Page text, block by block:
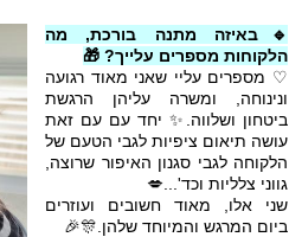
🔹באיזה מתנה בורכת, מה
הלקוחות מספרים עלייך? 🎁
♡ מספרים עליי שאני מאוד רגועה
ונינוחה, ומשרה עליהן הרגשת
ביטחון ושלווה.✨ יחד עם עם זאת
עושה תיאום ציפיות לגבי הטעם של
הלקוחה לגבי סגנון האיפור שרוצה,
גווני צלליות וכד'...💋
שני אלו, מאוד חשובים ועוזרים
ביום המרגש והמיוחד שלהן.🎊🎉